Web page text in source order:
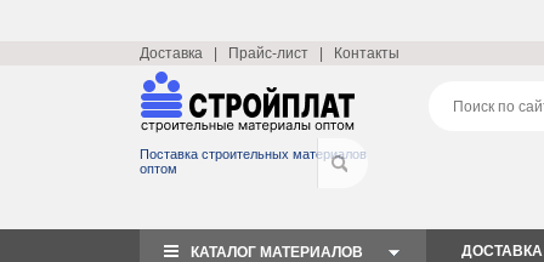
Доставка Прайс-лист Контакты
Поставка строительных материалов
оптом
КАТАЛОГ МАТЕРИАЛОВ ДОСТАВКА